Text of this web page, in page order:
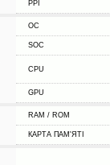
PPI
ОС
SOC
CPU
GPU
RAM / ROM
КАРТА ПАМ'ЯТІ